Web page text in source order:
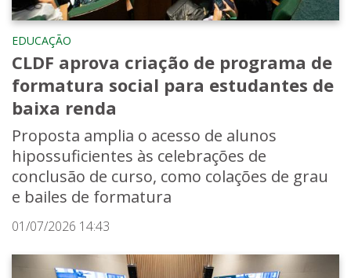
EDUCAÇÃO
CLDF aprova criação de programa de
formatura social para estudantes de
baixa renda
Proposta amplia o acesso de alunos
hipossuficientes às celebrações de
conclusão de curso, como colações de grau
e bailes de formatura
01/07/2026 14:43